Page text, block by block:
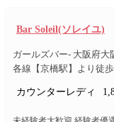
Bar Soleil(ソレイユ)
ガールズバー- 大阪府大
各線【京橋駅】より徒
カウンターレディ